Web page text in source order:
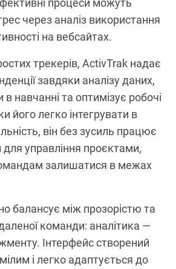
через аналіз використання
на вебсайтах.
трекерів, ActivTrak надає
завдяки аналізу даних,
навчанні та оптимізує робочі
його легко інтегрувати в
він без зусиль працює
для управління проєктами,
залишатися в межах
балансує між прозорістю та
команди: аналітика —
Інтерфейс створений
і легко адаптується до